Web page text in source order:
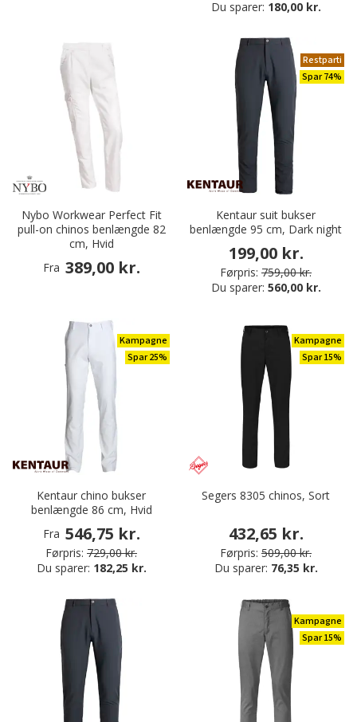
Du sparer: 180,00 kr.
Nybo Workwear Perfect Fit
pull-on chinos benlængde 82
cm, Hvid
Fra 389,00 kr.
Restparti
Spar 74%
Kentaur suit bukser
benlængde 95 cm, Dark night
199,00 kr.
Førpris: 759,00 kr.
Du sparer: 560,00 kr.
Kampagne
Spar 25%
Kentaur chino bukser
benlængde 86 cm, Hvid
Fra 546,75 kr.
Førpris: 729,00 kr.
Du sparer: 182,25 kr.
Kampagne
Spar 15%
Segers 8305 chinos, Sort
432,65 kr.
Førpris: 509,00 kr.
Du sparer: 76,35 kr.
Kampagne
Spar 15%